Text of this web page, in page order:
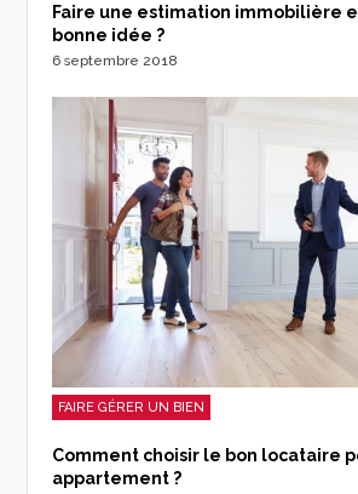
Faire une estimation immobilière
bonne idée ?
6 septembre 2018
FAIRE GÉRER UN BIEN
Comment choisir le bon locataire
appartement ?